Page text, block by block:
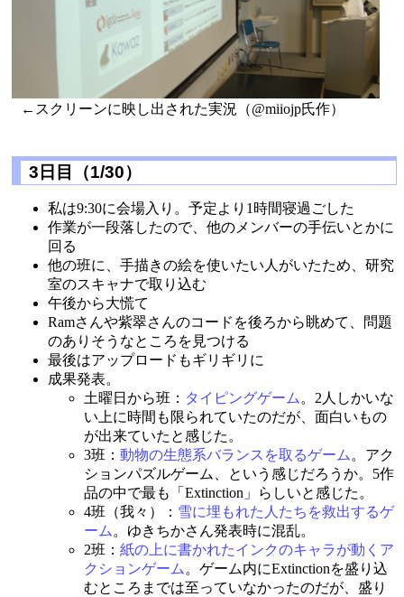
←スクリーンに映し出された実況（@miiojp氏作）
3日目（1/30）
私は9:30に会場入り。予定より1時間寝過ごした
作業が一段落したので、他のメンバーの手伝いとかに
回る
他の班に、手描きの絵を使いたい人がいたため、研究
室のスキャナで取り込む
午後から大慌て
Ramさんや紫翠さんのコードを後ろから眺めて、問題
のありそうなところを見つける
最後はアップロードもギリギリに
成果発表。
土曜日から班： タイピングゲーム 。2人しかいな
い上に時間も限られていたのだが、面白いもの
が出来ていたと感じた。
3班： 動物の生態系バランスを取るゲーム 。アク
ションパズルゲーム、という感じだろうか。5作
品の中で最も「Extinction」らしいと感じた。
4班（我々）： 雪に埋もれた人たちを救出するゲ
ーム 。ゆきちかさん発表時に混乱。
2班： 紙の上に書かれたインクのキャラが動くア
クションゲーム 。ゲーム内にExtinctionを盛り込
むところまでは至っていなかったのだが、盛り